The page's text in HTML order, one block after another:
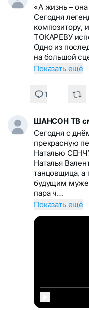
«А жизнь –
Сегодня
композитору,
ТОКАРЕВУ
Одно из
на большой
Показать ещё
1
Сегодня с
прекрасную
Наталью
Наталья
танцовщица, а
будущим
пара ч…
Показать ещё